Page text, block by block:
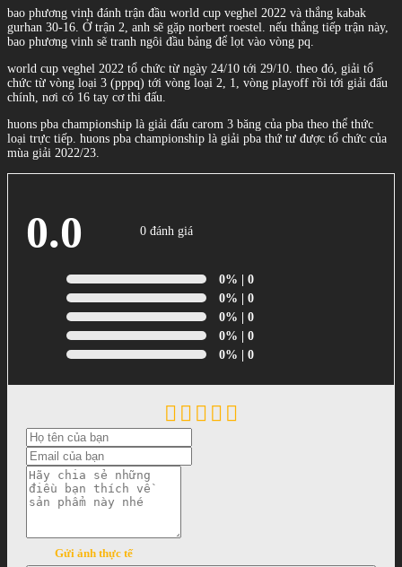
bao phương vinh đánh trận đầu world cup veghel 2022 và thắng kabak
gurhan 30-16. Ở trận 2, anh sẽ gặp norbert roestel. nếu thắng tiếp trận này,
bao phương vinh sẽ tranh ngôi đầu bảng để lọt vào vòng pq.
world cup veghel 2022 tổ chức từ ngày 24/10 tới 29/10. theo đó, giải tổ
chức từ vòng loại 3 (pppq) tới vòng loại 2, 1, vòng playoff rồi tới giải đấu
chính, nơi có 16 tay cơ thi đấu.
huons pba championship là giải đấu carom 3 băng của pba theo thể thức
loại trực tiếp. huons pba championship là giải pba thứ tư được tổ chức của
mùa giải 2022/23.
0.0 0 đánh giá
0% | 0
0% | 0
0% | 0
0% | 0
0% | 0
Gửi ảnh thực tế